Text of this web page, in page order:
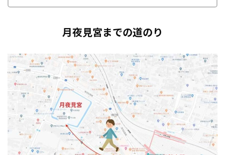
月夜見宮までの道のり